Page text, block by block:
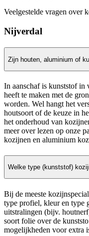
Veelgestelde vragen over
Nijverdal
Zijn houten, aluminium of
In aanschaf is kunststof in
heeft te maken met de
worden. Wel hangt het
houtsoort of de keuze in
het onderhoud van
meer over lezen op onze
kozijnen en aluminium
Welke type (kunststof)
Bij de meeste
type profiel, kleur en type
uitstralingen (bijv.
soort folie over de
mogelijkheden voor extra